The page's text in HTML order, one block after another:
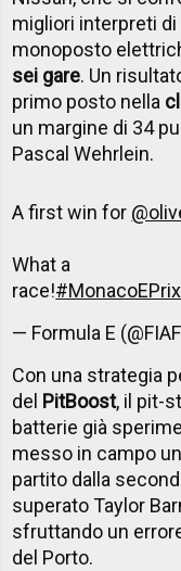
migliori interpreti
monoposto
sei gare. Un
primo posto nella
un margine di 34
Pascal Wehrlein.
A first win for
What a
race!#MonacoEPrix
— Formula E
Con una strategia
del PitBoost, il pit-
batterie già
messo in campo
partito dalla
superato Taylor
sfruttando un
del Porto.